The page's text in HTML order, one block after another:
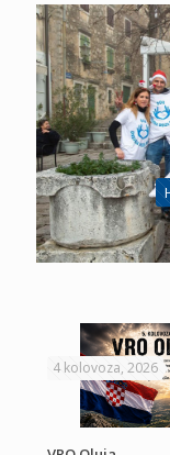
4 kolovoza, 2026